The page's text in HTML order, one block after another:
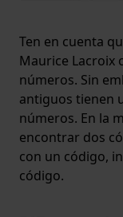
Ten en cuenta
Maurice Lacroix
números. Sin
antiguos tienen
números. En la
encontrar dos
con un código,
código.